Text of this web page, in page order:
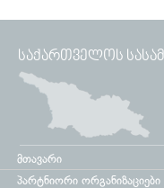
ᲡᲐᲥᲐᲠᲗᲕᲔᲚᲝᲡ
მთავარი
პარტნიორი ორგანიზაციები